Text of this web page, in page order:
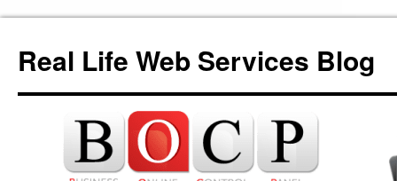
content
Real Life Web Services Blog